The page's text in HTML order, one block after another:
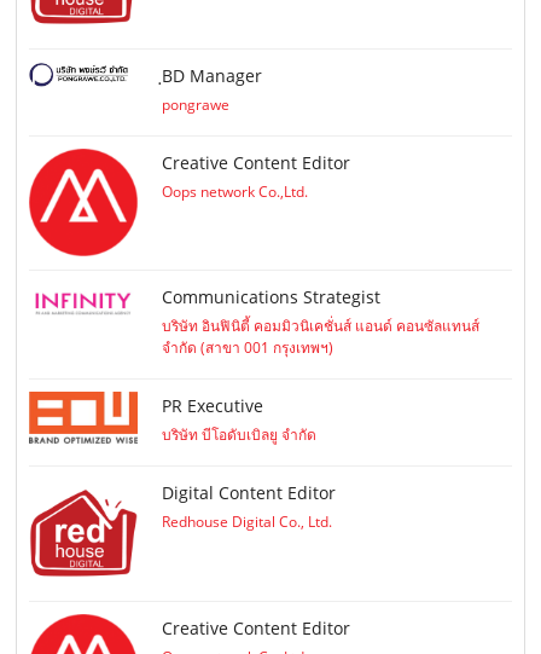
ฺBD Manager
pongrawe
Creative Content Editor
Oops network Co.,Ltd.
Communications Strategist
บริษัท อินฟินิตี้ คอมมิวนิเคชั่นส์ แอนด์ คอนซัลแทนส์
จำกัด (สาขา 001 กรุงเทพฯ)
PR Executive
บริษัท บีโอดับเบิลยู จำกัด
Digital Content Editor
Redhouse Digital Co., Ltd.
Creative Content Editor